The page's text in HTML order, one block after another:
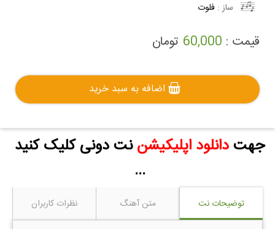
ساز : فلوت
قیمت : 60,000 تومان
اضافه به سبد خرید
جهتدانلود اپلیکیشن نت دونی کلیک کنید
...
توضیحات نت متن آهنگ نظرات کاربران